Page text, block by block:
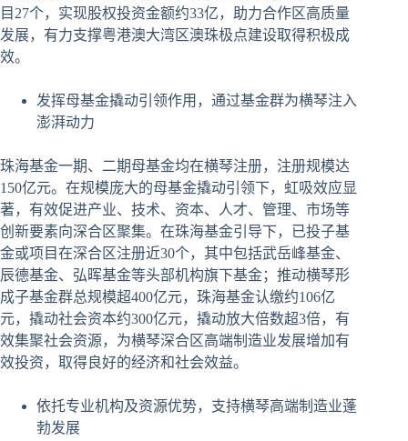
目27个，实现股权投资金额约33亿，助力合作区高质量
发展，有力支撑粤港澳大湾区澳珠极点建设取得积极成
效。
发挥母基金撬动引领作用，通过基金群为横琴注入
澎湃动力
珠海基金一期、二期母基金均在横琴注册，注册规模达
150亿元。在规模庞大的母基金撬动引领下，虹吸效应显
著，有效促进产业、技术、资本、人才、管理、市场等
创新要素向深合区聚集。在珠海基金引导下，已投子基
金或项目在深合区注册近30个，其中包括武岳峰基金、
辰德基金、弘晖基金等头部机构旗下基金；推动横琴形
成子基金群总规模超400亿元，珠海基金认缴约106亿
元，撬动社会资本约300亿元，撬动放大倍数超3倍，有
效集聚社会资源，为横琴深合区高端制造业发展增加有
效投资，取得良好的经济和社会效益。
依托专业机构及资源优势，支持横琴高端制造业蓬
勃发展